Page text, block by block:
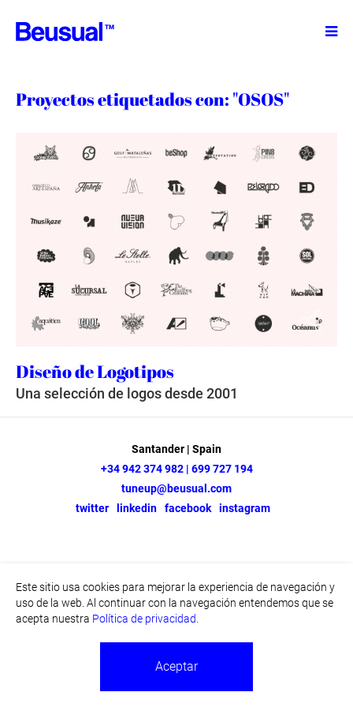
TM
Este sitio usa cookies para mejorar la experiencia de navegación y
uso de la web. Al continuar con la navegación entendemos que se
acepta nuestra Política de privacidad.
Aceptar
Proyectos etiquetados con: "OSOS"
Diseño de Logotipos
Una selección de logos desde 2001
Santander | Spain
+34 942 374 982 | 699 727 194
tuneup@beusual.com
twitter
linkedin facebook instagram